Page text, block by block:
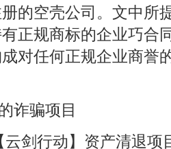
的空壳公司。文中所
正规商标的企业巧合
对任何正规企业商誉
诈骗项目
剑行动】资产清退项